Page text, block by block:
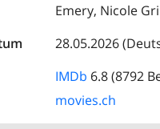
Emery, Nicole
28.05.2026
IMDb 6.8 (8792
movies.ch